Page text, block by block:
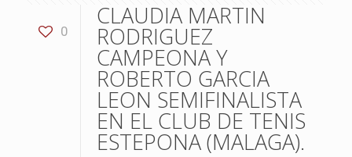
0
CLAUDIA MARTIN
RODRIGUEZ
CAMPEONA Y
ROBERTO GARCIA
LEON SEMIFINALISTA
EN EL CLUB DE TENIS
ESTEPONA (MALAGA).